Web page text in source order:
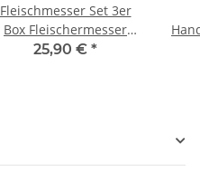
Fleischmesser Set 3er
Box Fleischermesser
Stechmesser
25,90 € *